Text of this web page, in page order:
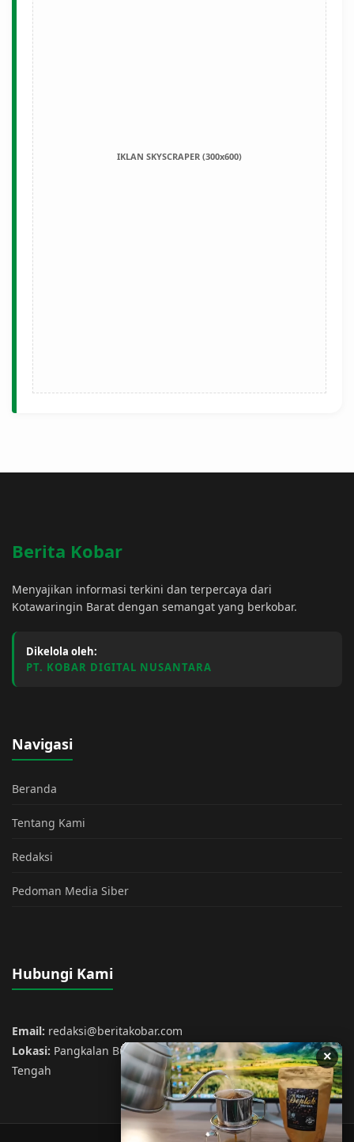
IKLAN SKYSCRAPER (300x600)
Berita Kobar
Menyajikan informasi terkini dan terpercaya dari
Kotawaringin Barat dengan semangat yang berkobar.
Dikelola oleh:
PT. KOBAR DIGITAL NUSANTARA
Navigasi
Beranda
Tentang Kami
Redaksi
Pedoman Media Siber
Hubungi Kami
Email: redaksi@beritakobar.com
Lokasi: Pangkalan Bun, Kotawaringin Barat, Kalimantan
Tengah
×